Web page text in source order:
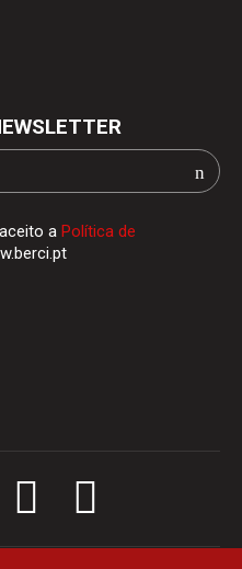
a Política de